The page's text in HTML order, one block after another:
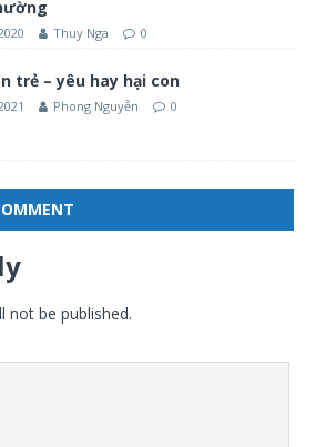
Thuy Nga 0
trẻ – yêu hay hại con
Phong Nguyễn 0
not be published.